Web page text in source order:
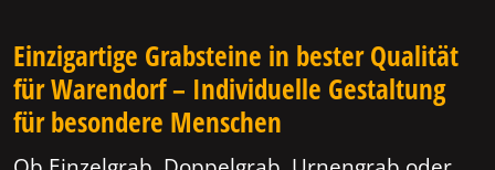
Einzigartige Grabsteine in bester Qualität
für Warendorf – Individuelle Gestaltung
für besondere Menschen